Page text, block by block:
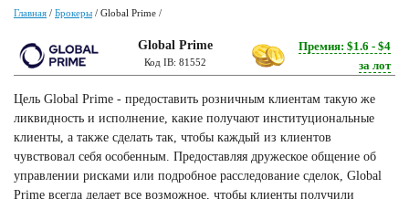
Главная / Брокеры / Global Prime /
Global Prime
Код IB: 81552
Премия: $1.6 - $4
за лот
Цель Global Prime - предоставить розничным клиентам такую же
ликвидность и исполнение, какие получают институциональные
клиенты, а также сделать так, чтобы каждый из клиентов
чувствовал себя особенным. Предоставляя дружеское общение об
управлении рисками или подробное расследование сделок, Global
Prime всегда делает все возможное, чтобы клиенты получили